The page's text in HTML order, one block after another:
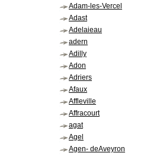
Adam-les-Vercel
Adast
Adelaieau
adern
Adilly
Adon
Adriers
Afaux
Affleville
Affracourt
agat
Agel
Agen- deAveyron